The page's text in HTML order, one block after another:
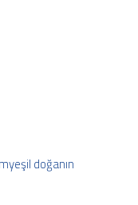
doğanın